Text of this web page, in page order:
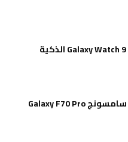
مواصفات هاتف سامسونج Galaxy F70 Pro